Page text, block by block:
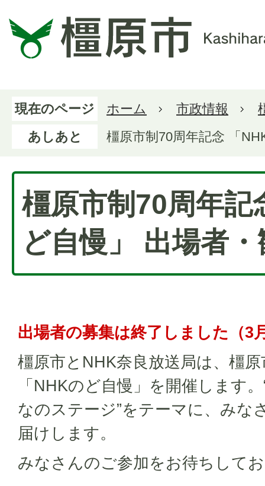
現在のページ ホーム 市政情報
あしあと
橿原市制70周年記念 「
橿原市制70周年記
ど自慢」 出場者
出場者の募集は終了しました（3
橿原市とNHK奈良放送局は、橿
「NHKのど自慢」を開催します
なのステージ”をテーマに、みな
届けします。
みなさんのご参加をお待ちして